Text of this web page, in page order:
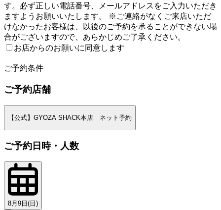
す。必ず正しい電話番号、メールアドレスをご入力いただき
ますようお願いいたします。 ※ご連絡がなくご来店いただ
けなかったお客様は、以後のご予約を承ることができない場
合がございますので、あらかじめご了承ください。
お店からのお願いに同意します
ご予約条件
ご予約店舗
【公式】GYOZA SHACK本店 ネット予約
ご予約日時・人数
8月9日(日)